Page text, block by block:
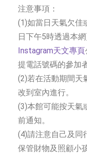
注意事項：
(1)如當日天氣欠佳
日下午5時透過本網
Instagram天文專頁
提電話號碼的參加者
(2)若在活動期間天
改到室內進行。
(3)本館可能按天氣
前通知。
(4)請注意自己及同
保管財物及照顧小孩